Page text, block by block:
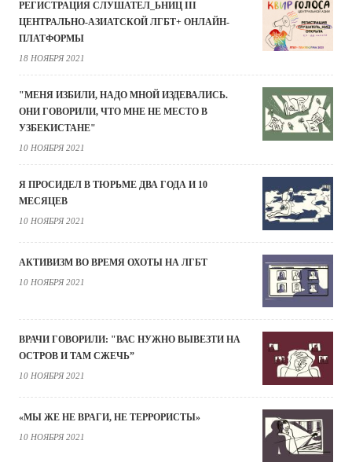
РЕГИСТРАЦИЯ СЛУШАТЕЛ_ЬНИЦ III
ЦЕНТРАЛЬНО-АЗИАТСКОЙ ЛГБТ+ ОНЛАЙН-
ПЛАТФОРМЫ
18 НОЯБРЯ 2021
"МЕНЯ ИЗБИЛИ, НАДО МНОЙ ИЗДЕВАЛИСЬ.
ОНИ ГОВОРИЛИ, ЧТО МНЕ НЕ МЕСТО В
УЗБЕКИСТАНЕ"
10 НОЯБРЯ 2021
Я ПРОСИДЕЛ В ТЮРЬМЕ ДВА ГОДА И 10
МЕСЯЦЕВ
10 НОЯБРЯ 2021
АКТИВИЗМ ВО ВРЕМЯ ОХОТЫ НА ЛГБТ
10 НОЯБРЯ 2021
ВРАЧИ ГОВОРИЛИ: "ВАС НУЖНО ВЫВЕЗТИ НА
ОСТРОВ И ТАМ СЖЕЧЬ”
10 НОЯБРЯ 2021
«МЫ ЖЕ НЕ ВРАГИ, НЕ ТЕРРОРИСТЫ»
10 НОЯБРЯ 2021